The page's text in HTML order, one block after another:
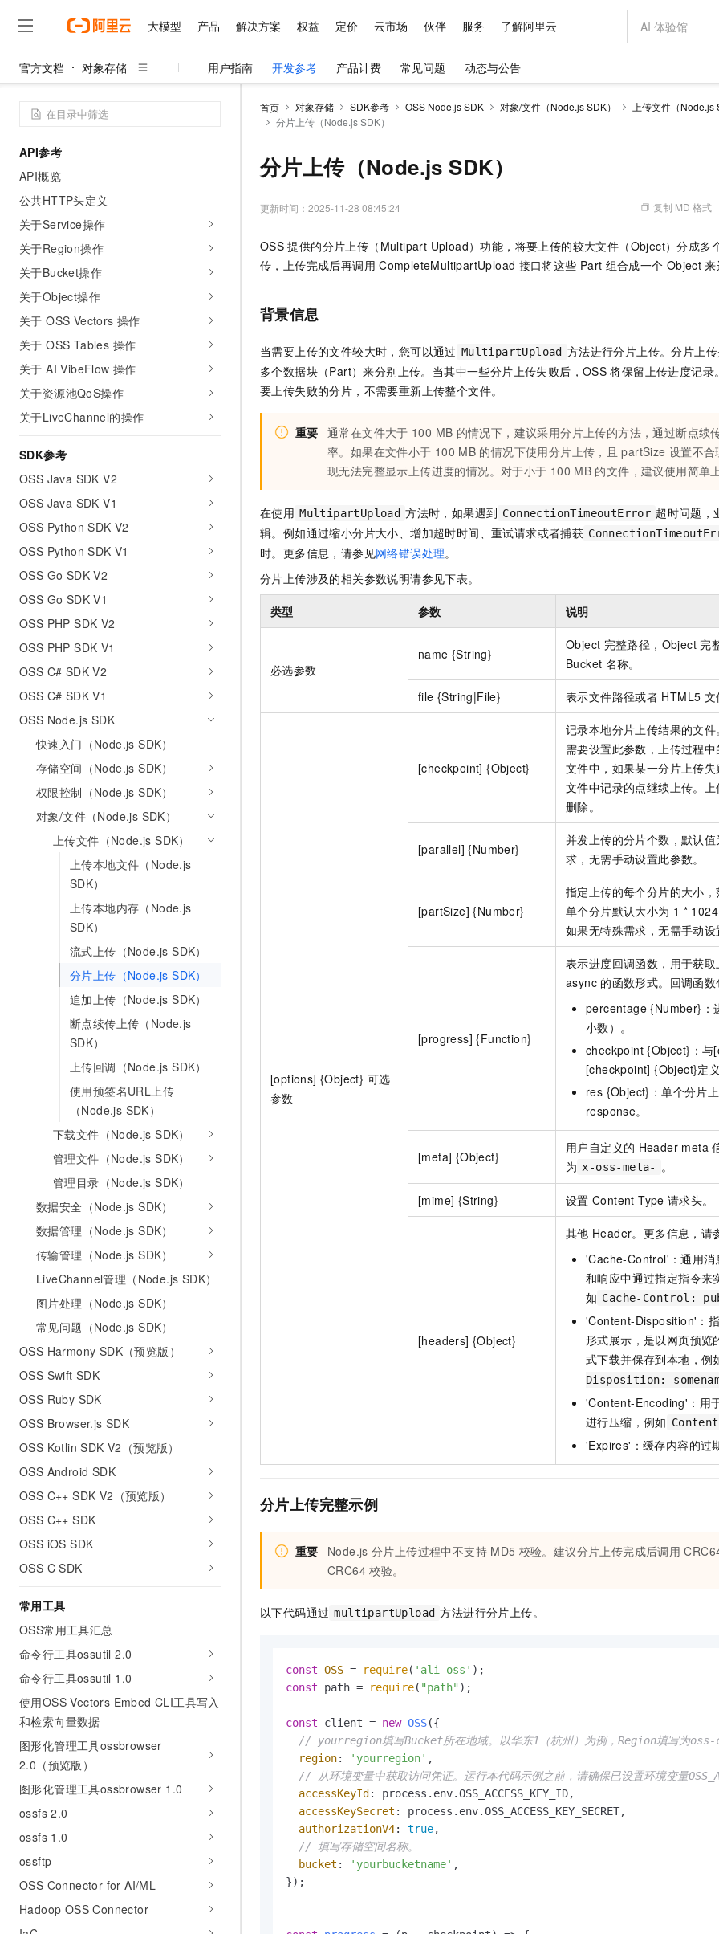
大模型 产品 解决方案 权益 定价 云市场 伙伴 服务 了解阿里云
官方文档 对象存储 用户指南 开发参考 产品计费 常见问题 动态与公告
API参考
API概览
公共HTTP头定义
关于Service操作
关于Region操作
关于Bucket操作
关于Object操作
关于 OSS Vectors 操作
关于 OSS Tables 操作
关于 AI VibeFlow 操作
关于资源池QoS操作
关于LiveChannel的操作
SDK参考
OSS Java SDK V2
OSS Java SDK V1
OSS Python SDK V2
OSS Python SDK V1
OSS Go SDK V2
OSS Go SDK V1
OSS PHP SDK V2
OSS PHP SDK V1
OSS C# SDK V2
OSS C# SDK V1
OSS Node.js SDK
快速入门（Node.js SDK）
存储空间（Node.js SDK）
权限控制（Node.js SDK）
对象/文件（Node.js SDK）
上传文件（Node.js SDK）
上传本地文件（Node.js
SDK）
上传本地内存（Node.js
SDK）
流式上传（Node.js SDK）
分片上传（Node.js SDK）
追加上传（Node.js SDK）
断点续传上传（Node.js
SDK）
上传回调（Node.js SDK）
使用预签名URL上传
（Node.js SDK）
下载文件（Node.js SDK）
管理文件（Node.js SDK）
管理目录（Node.js SDK）
数据安全（Node.js SDK）
数据管理（Node.js SDK）
传输管理（Node.js SDK）
LiveChannel管理（Node.js SDK）
图片处理（Node.js SDK）
常见问题（Node.js SDK）
OSS Harmony SDK（预览版）
OSS Swift SDK
OSS Ruby SDK
OSS Browser.js SDK
OSS Kotlin SDK V2（预览版）
OSS Android SDK
OSS C++ SDK V2（预览版）
OSS C++ SDK
OSS iOS SDK
OSS C SDK
常用工具
OSS常用工具汇总
命令行工具ossutil 2.0
命令行工具ossutil 1.0
使用OSS Vectors Embed CLI工具写入
和检索向量数据
图形化管理工具ossbrowser
2.0（预览版）
图形化管理工具ossbrowser 1.0
ossfs 2.0
ossfs 1.0
ossftp
OSS Connector for AI/ML
Hadoop OSS Connector
首页 对象存储 SDK参考 OSS Node.js SDK 对象/文件（Node.js SDK）
上传文件（Node.js
分片上传（Node.js SDK）
分片上传（Node.js SDK）
更新时间： 2025-11-28 08:45:24 复制 MD 格式
OSS 提供的分片上传（Multipart Upload）功能，将要上传的较大文件（Object）分成多
传，上传完成后再调用 CompleteMultipartUpload 接口将这些 Part 组合成一个 Object 来
背景信息
当需要上传的文件较大时，您可以通过 MultipartUpload 方法进行分片上传。分片上
多个数据块（Part）来分别上传。当其中一些分片上传失败后，OSS 将保留上传进度记
要上传失败的分片，不需要重新上传整个文件。
重要 通常在文件大于 100 MB 的情况下，建议采用分片上传的方法，通过断点续
率。如果在文件小于 100 MB 的情况下使用分片上传，且 partSize 设置不合
现无法完整显示上传进度的情况。对于小于 100 MB 的文件，建议使用简单
在使用 MultipartUpload 方法时，如果遇到 ConnectionTimeoutError 超时问题，
辑。例如通过缩小分片大小、增加超时时间、重试请求或者捕获
时。更多信息，请参见网络错误处理。
分片上传涉及的相关参数说明请参见下表。
类型 参数 说明
必选参数
name {String}
Object 完整路径，Object 完
Bucket 名称。
file {String|File} 表示文件路径或者 HTML5 文
[options] {Object} 可选
参数
[checkpoint] {Object}
记录本地分片上传结果的文
需要设置此参数，上传过程
文件中，如果某一分片上传
文件中记录的点继续上传。
删除。
[parallel] {Number}
并发上传的分片个数，默认值
求，无需手动设置此参数。
[partSize] {Number}
指定上传的每个分片的大小，
单个分片默认大小为 1 *
如果无特殊需求，无需手动设
[progress] {Function}
表示进度回调函数，用于获
async 的函数形式。回调函数
percentage {Number}：
小数）。
checkpoint {Object}：与
[checkpoint] {Object}定义
res {Object}：单个分片
response。
[meta] {Object}
用户自定义的 Header meta
为 x-oss-meta- 。
[mime] {String} 设置 Content-Type 请求头。
[headers] {Object}
其他 Header。更多信息，请
'Cache-Control'：通用消
和响应中通过指定指令来
如 Cache-Control:
'Content-Disposition'：
形式展示，是以网页预览
式下载并保存到本地，例
Disposition:
'Content-Encoding'：用
进行压缩，例如
'Expires'：缓存内容的过
分片上传完整示例
重要 Node.js 分片上传过程中不支持 MD5 校验。建议分片上传完成后调用
CRC64 校验。
以下代码通过 multipartUpload 方法进行分片上传。
const OSS = require( 'ali-oss'
const path = require( "path" );
const client = new OSS({
// yourregion填写Bucket所在地域。以华东1（杭州）为例，Region填写为oss-
region: 'yourregion' ,
// 从环境变量中获取访问凭证。运行本代码示例之前，请确保已设置环境变量
accessKeyId : process. env.OSS_ACCESS_KEY_ID,
accessKeySecret : process. env.OSS_ACCESS_KEY_SECRET,
authorizationV4: true,
// 填写存储空间名称。
bucket : 'yourbucketname' ,
});
大模型
千问AI平台 大模型
大模型
文本生成
Qwen3.8-Max HOT
智能体时代全能旗舰模型
能看、能想、能动手的多模态智能体模型
Qwen3-VL-Plus
视觉 Coding、空间感知、多模态思考等全面升级
Kimi-K3 NEW
Kimi 最新旗舰模型，长程编程与推理利器
GLM-5.2
1M上下文，专为长程任务能力而生
图片和
让文字生成流
Wan2.7-
大模型服务
千问AI平台-Token Plan NEW
个人版上线、团队版降价；千问3.8-Max首发发尝鲜
千问AI平台-模型体验
在线体验全尺寸、多种模态的模型效果
Happy 系列大模型
新一代 AI 视频生成模型，深度适配广告营销等场景
AI 应用构建
大模型服务平台百炼-应用模版
丰富多元化的应用模版和解决方案
大模型服务平台百炼-智能体
灵活可视化地构建企业级 Agent
大模型原
Qoder HOT
面向真实软件
万有无界
快速部署 Dify，高效搭建 AI 应用 10分钟微调：让0.6B模型媲美235B模型
用1%尺寸在特定领域达到大模型90%以上效果
即刻拥有 DeepSeek-R1 满血版
多种方案随心选，轻松解锁专属 DeepSeek
多模态数据
超强辅助，
产品
精选产品
计算
容器
网络与CDN
安全
中间件
大数据计算
媒体服务
域名与网站
终端用户计算
开发工具
迁移与运维管理
专有云
精选产品
大模型服务平台百炼 大模型
千问大模型 大模型
随时随地安全接入的云上超级电脑
云解析DNS
云原生大数据计算服务 MaxCompute
对象存储 OSS
一站式AI开发、训练和推理服务
Qoder CN
面向真实软件
云原生数据
解决方案
精选解决方案
互联网应用开发
大数据
安全
网络
企业出海
政企业务
精选解决方案
睿译宝，AI翻译排版一步到位
GLM-5.2：长任务时代开源旗舰模型
自主进化，持久记忆，越用越聪明
快速拥有专属 OpenClaw
即刻拥有 DeepSeek-V4-Pro
从聊天伙伴进化为能主动干活的本地数字员工
Claude Code + GStack 打造工程团队 低代码高效
权益 普惠上云
普惠上云 官方力荐
官方推荐返现计划
高校专属算力普惠，学生认证享300元代金券
解决方案免费试用 新老同享
AI 产品 免费试用
1亿+ 大模型 tokens 和 30+ 款产品免费体验
140+云产品 免费试用
产品新客免费试用，最长12个月
大模型ACA认证体验
助力企业全员 AI 认知与能力提升
AI 特惠
阿里云 OPC 创新助力计划
Qwen3.8-Max 首发尝鲜，限时加量 10 倍，夜间低至2折
千问办公，限时限量积分加倍 NEW
Night Plan 支持 Qwen 3.8-Max NEW
夜间 5 折，Qwen/Meoo/TokenPlan 客户专享
AI 场景体
图文、视频一
AI 建站
AI 办公
自动承接线索
定价 产品定价
了解云产品的定价详情
云上成本管理
价格计算器
自助选配和估算价格
价格优势
配置报价
云市场 精选商城
网站建设
多端小程序
Salesforce 国际版订阅
友盟天域
观测云
Tuya 物联网平台阿里云版
电子合同
畅捷通
Tableau 订阅
AI空中课堂在线直播课堂（旗舰版）
行业生态解决方案
开发者生态解决方案
AI 开发和 AI 应用解决方案
数据与 API
身份实名认证
OCR 文字识别
发票查验
企业应用
CRM
OA 办公系统
400电话
基础软件
Docker
JAVA
全能环境
Ubuntu
建站小程序
定制建站
建站系统
伙伴 成为销售伙伴
分销伙伴
Salesforce On Alibaba Cloud
Consulting Partner 合作计划
AI 大模型销售与服务生态合作计划
成为产品伙伴
产品生态伙伴工作台
产品伙伴
数据库合作
云网络合作
Salesforce
服务生态伙伴
服务 售前咨询
在线服务
售后服务
自助服务
工单服务
企业增值服务
企业增值服务台
服务实践
阿里云认证
官网公告
了解阿里云 为什么选择阿里云
什么是云计算
稳定可靠
安全合规
分析师报告
研究报告与白皮书
天池大赛
AI 算法大赛
云开发大赛
最佳实践
云栖战略参考
看见新力量
金融模力时刻
市场活动
活动全景
魔搭
云工开物